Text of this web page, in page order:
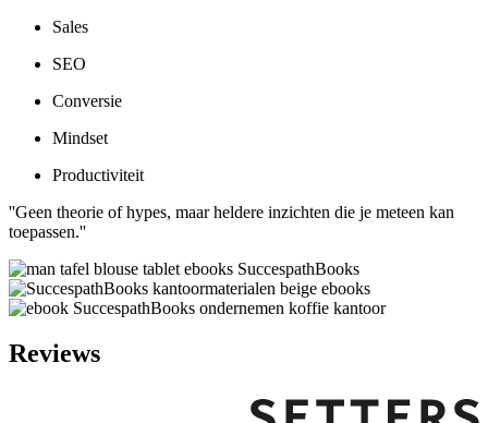
Sales
SEO
Conversie
Mindset
Productiviteit
''Geen theorie of hypes, maar heldere inzichten die je meteen kan
toepassen.''
Reviews